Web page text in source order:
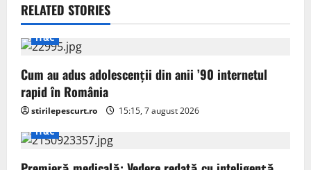
a
v
i
g
a
RELATED STORIES
IT&C
Cum au adus adolescenții din anii ’90 internetul
rapid în România
stirilepescurt.ro
15:15, 7 august 2026
IT&C